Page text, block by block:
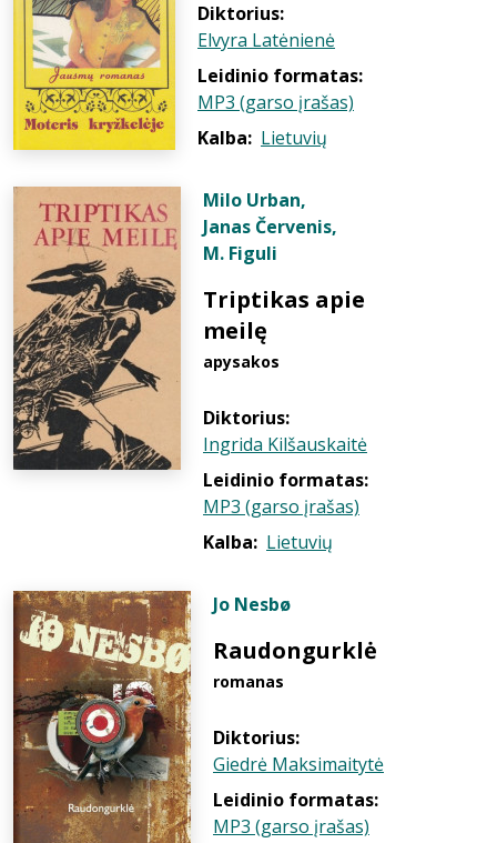
Diktorius:
Elvyra Latėnienė
Leidinio formatas:
MP3 (garso įrašas)
Kalba: Lietuvių
Milo Urban,
Janas Červenis,
M. Figuli
Triptikas apie
meilę
apysakos
Diktorius:
Ingrida Kilšauskaitė
Leidinio formatas:
MP3 (garso įrašas)
Kalba: Lietuvių
Jo Nesbø
Raudongurklė
romanas
Diktorius:
Giedrė Maksimaitytė
Leidinio formatas:
MP3 (garso įrašas)